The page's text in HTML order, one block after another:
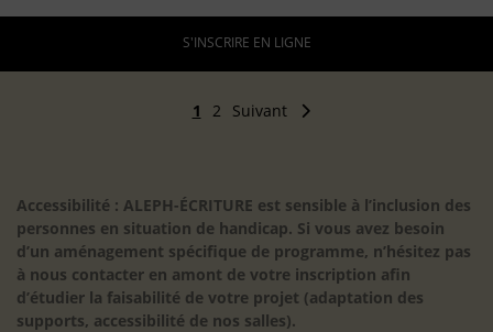
S'INSCRIRE EN LIGNE
1 2 Suivant
Accessibilité : ALEPH-ÉCRITURE est sensible à l’inclusion des
personnes en situation de handicap. Si vous avez besoin
d’un aménagement spécifique de programme, n’hésitez pas
à nous contacter en amont de votre inscription afin
d’étudier la faisabilité de votre projet (adaptation des
supports, accessibilité de nos salles).